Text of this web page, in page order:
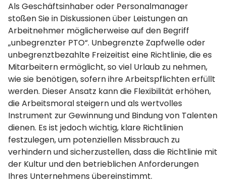
Als Geschäftsinhaber oder Personalmanager
stoßen Sie in Diskussionen über Leistungen an
Arbeitnehmer möglicherweise auf den Begriff
„unbegrenzter PTO“. Unbegrenzte Zapfwelle oder
unbegrenztbezahlte Freizeitist eine Richtlinie, die es
Mitarbeitern ermöglicht, so viel Urlaub zu nehmen,
wie sie benötigen, sofern ihre Arbeitspflichten erfüllt
werden. Dieser Ansatz kann die Flexibilität erhöhen,
die Arbeitsmoral steigern und als wertvolles
Instrument zur Gewinnung und Bindung von Talenten
dienen. Es ist jedoch wichtig, klare Richtlinien
festzulegen, um potenziellen Missbrauch zu
verhindern und sicherzustellen, dass die Richtlinie mit
der Kultur und den betrieblichen Anforderungen
Ihres Unternehmens übereinstimmt.